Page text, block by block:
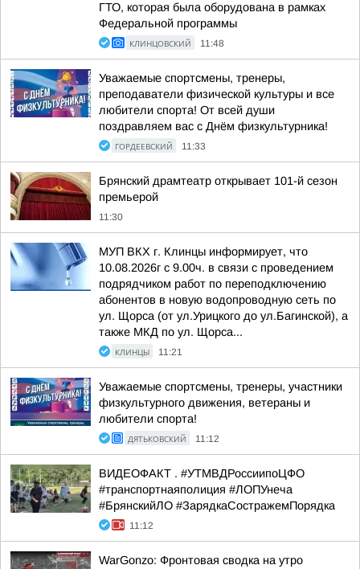
ГТО, которая была оборудована в рамках
Федеральной программы
КЛИНЦОВСКИЙ 11:48
Уважаемые спортсмены, тренеры,
преподаватели физической культуры и все
любители спорта! От всей души
поздравляем вас с Днём физкультурника!
ГОРДЕЕВСКИЙ 11:33
Брянский драмтеатр открывает 101-й сезон
премьерой
11:30
МУП ВКХ г. Клинцы информирует, что
10.08.2026г с 9.00ч. в связи с проведением
подрядчиком работ по переподключению
абонентов в новую водопроводную сеть по
ул. Щорса (от ул.Урицкого до ул.Багинской), а
также МКД по ул. Щорса...
КЛИНЦЫ 11:21
Уважаемые спортсмены, тренеры, участники
физкультурного движения, ветераны и
любители спорта!
ДЯТЬКОВСКИЙ 11:12
ВИДЕОФАКТ . #УТМВДРоссиипоЦФО
#транспортнаяполиция #ЛОПУнеча
#БрянскийЛО #ЗарядкаСостражемПорядка
11:12
WarGonzo: Фронтовая сводка на утро